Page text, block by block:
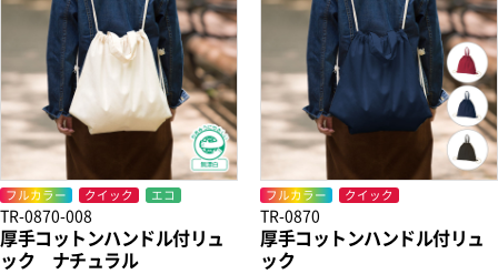
フルカラー クイック エコ
TR-0870-008
厚手コットンハンドル付リュ
ック ナチュラル
フルカラー クイック
TR-0870
厚手コットンハンドル付リュ
ック